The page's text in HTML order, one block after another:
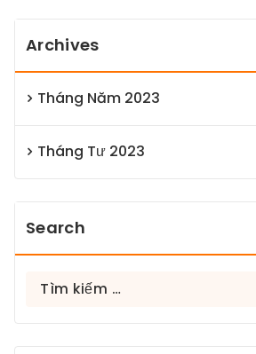
Archives
Tháng Năm 2023
Tháng Tư 2023
Search
Tìm